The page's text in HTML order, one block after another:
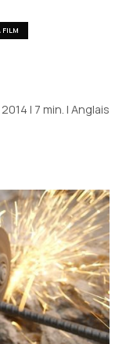
FILM
2014 | 7 min. | Anglais